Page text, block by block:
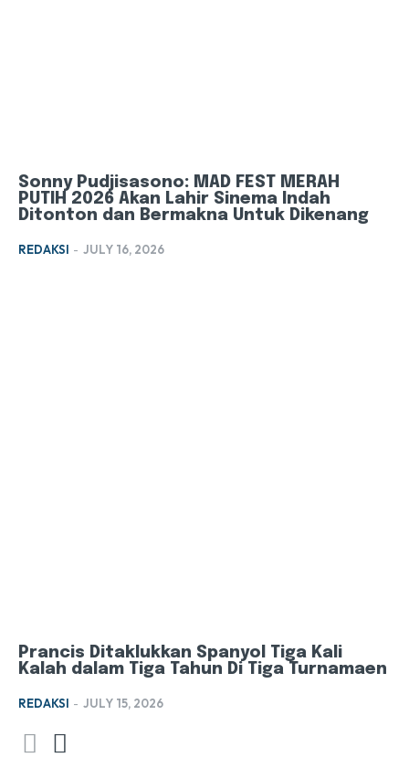
Sonny Pudjisasono: MAD FEST MERAH
PUTIH 2026 Akan Lahir Sinema Indah
Ditonton dan Bermakna Untuk Dikenang
REDAKSI - JULY 16, 2026
Prancis Ditaklukkan Spanyol Tiga Kali
Kalah dalam Tiga Tahun Di Tiga Turnamaen
REDAKSI - JULY 15, 2026